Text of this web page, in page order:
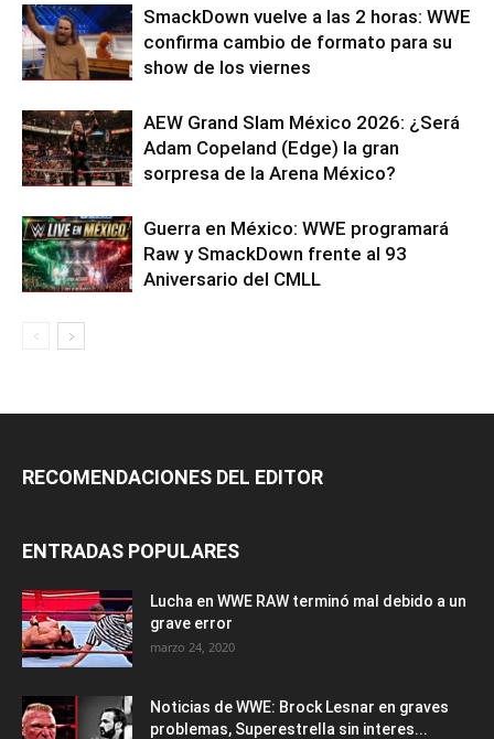
SmackDown vuelve a las 2 horas: WWE
confirma cambio de formato para su
show de los viernes
AEW Grand Slam México 2026: ¿Será
Adam Copeland (Edge) la gran
sorpresa de la Arena México?
Guerra en México: WWE programará
Raw y SmackDown frente al 93
Aniversario del CMLL
RECOMENDACIONES DEL EDITOR
ENTRADAS POPULARES
Lucha en WWE RAW terminó mal debido a un
grave error
marzo 24, 2020
Noticias de WWE: Brock Lesnar en graves
problemas, Superestrella sin interes...